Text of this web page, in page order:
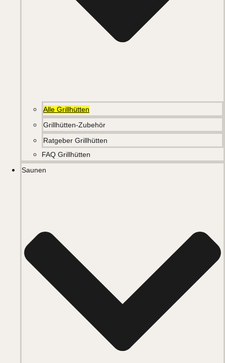
Alle Grillhütten
Grillhütten-Zubehör
Ratgeber Grillhütten
FAQ Grillhütten
Saunen